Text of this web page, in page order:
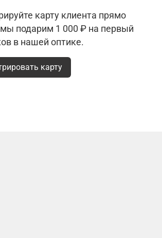
карту клиента прямо
мы подарим 1 000 ₽ на первый
в нашей оптике.
карту